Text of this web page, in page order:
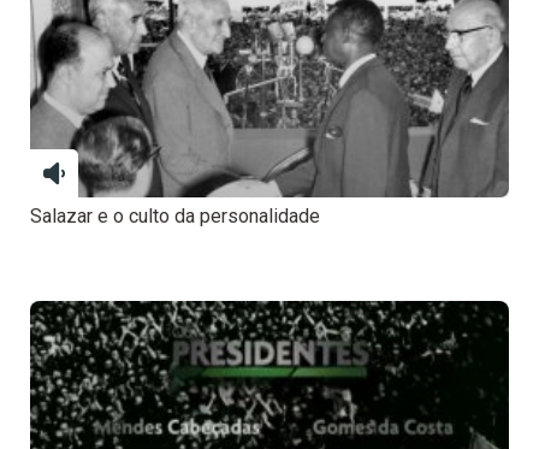
Salazar e o culto da personalidade